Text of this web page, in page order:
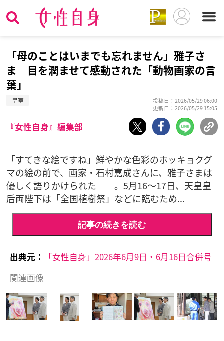
「母のことはいまでも忘れません」雅子さ
ま 目を潤ませて感動された「動物画家の言
葉」
皇室
投稿日：2026/05/29 06:00
更新日：2026/05/29 15:05
『女性自身』編集部
「すてきな絵ですね」鮮やかな色彩のホッキョクグ
マの絵の前で、画家・石村嘉成さんに、雅子さまは
優しく語りかけられた――。5月16～17日、天皇皇
后両陛下は「全国植樹祭」などに臨むため...
記事の続きを読む
出典元：
「女性自身」2026年6月9日・6月16日合併号
関連画像